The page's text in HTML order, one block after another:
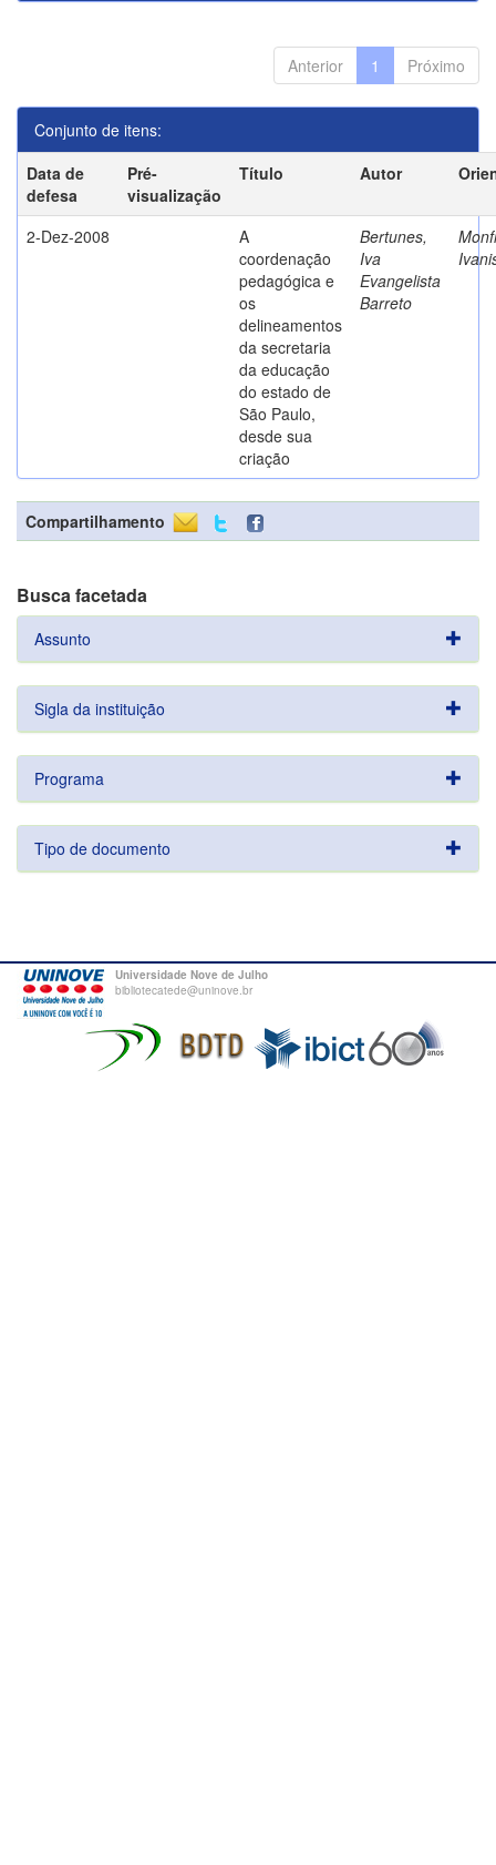
Anterior 1 Próximo
Conjunto de itens:
Data de
defesa
Pré-
visualização
Título Autor
2-Dez-2008
A
coordenação
pedagógica e
os
delineamentos
da secretaria
da educação
do estado de
São Paulo,
desde sua
criação
Bertunes,
Iva
Evangelista
Barreto
Compartilhamento
Busca facetada
Assunto
Sigla da instituição
Programa
Tipo de documento
Universidade Nove de Julho
bibliotecatede@uninove.br